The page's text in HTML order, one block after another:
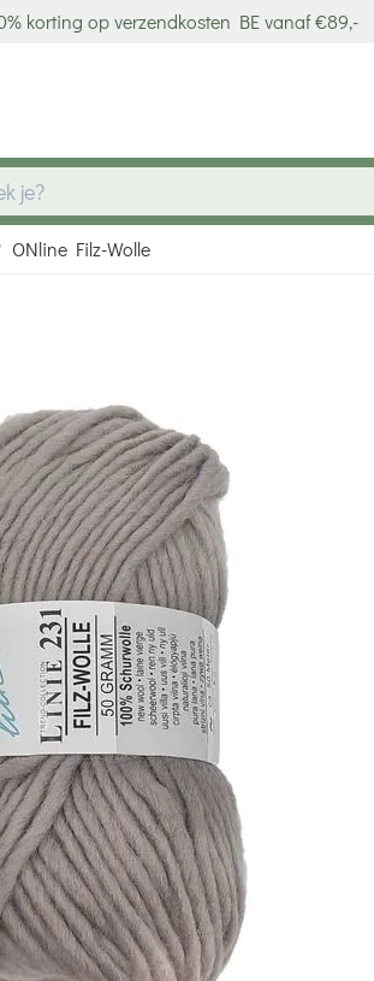
korting op verzendkosten BE vanaf €89,-
ONline Filz-Wolle